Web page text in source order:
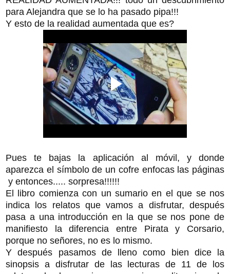
para Alejandra que se lo ha pasado pipa!!!
Y esto de la realidad aumentada que es?
Pues te bajas la aplicación al móvil, y donde
aparezca el símbolo de un cofre enfocas las páginas
y entonces..... sorpresa!!!!!!
El libro comienza con un sumario en el que se nos
indica los relatos que vamos a disfrutar, después
pasa a una introducción en la que se nos pone de
manifiesto la diferencia entre Pirata y Corsario,
porque no señores, no es lo mismo.
Y después pasamos de lleno como bien dice la
sinopsis a disfrutar de las lecturas de 11 de los